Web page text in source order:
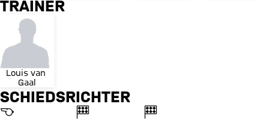
TRAINER
Louis van
Gaal
SCHIEDSRICHTER